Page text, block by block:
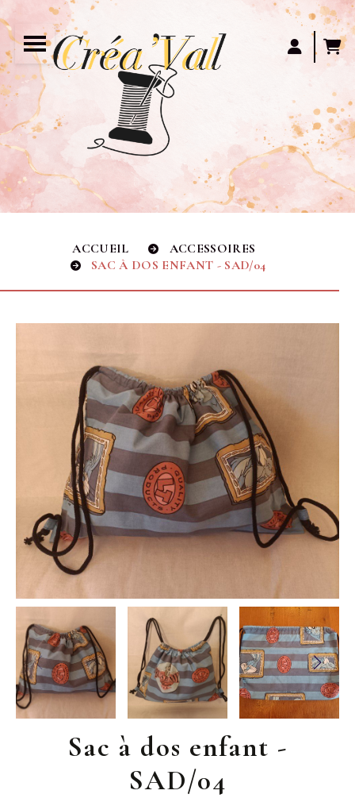
ACCUEIL
ACCESSOIRES
SAC À DOS ENFANT - SAD/04
Sac à dos enfant -
SAD/04
Panneau de gestion des cookies